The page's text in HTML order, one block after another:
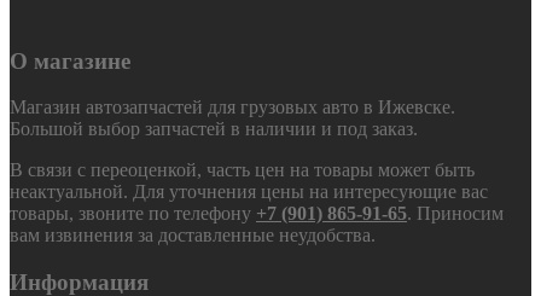
О магазине
Магазин автозапчастей для грузовых авто в Ижевске.
Большой выбор запчастей в наличии и под заказ.
В связи с переоценкой, часть цен на товары может быть
неактуальной. Для уточнения цены на интересующие вас
товары, звоните по телефону +7 (901) 865-91-65. Приносим
вам извинения за доставленные неудобства.
Информация